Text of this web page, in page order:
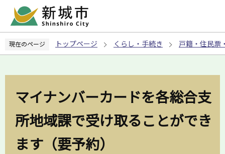
ペ
の
現在のページ トップページ くらし・手続き 戸籍・住民票
マイナンバーカードを各総合支
所地域課で受け取ることができ
ます（要予約）